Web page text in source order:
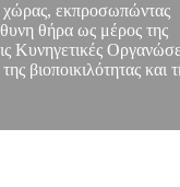
χώρας, εκπροσωπώντας
θήρα ως μέρος της
Κυνηγετικές
βιοποικιλότητας και